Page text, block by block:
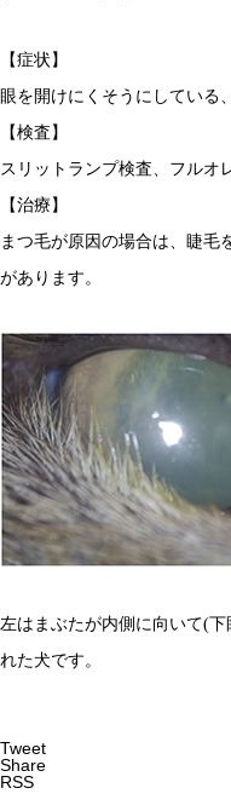
【症状】
眼を開けにくそうにしている
【検査】
スリットランプ検査、フルオ
【治療】
まつ毛が原因の場合は、睫毛
があります。
左はまぶたが内側に向いて(
れた犬です。
Tweet
Share
RSS